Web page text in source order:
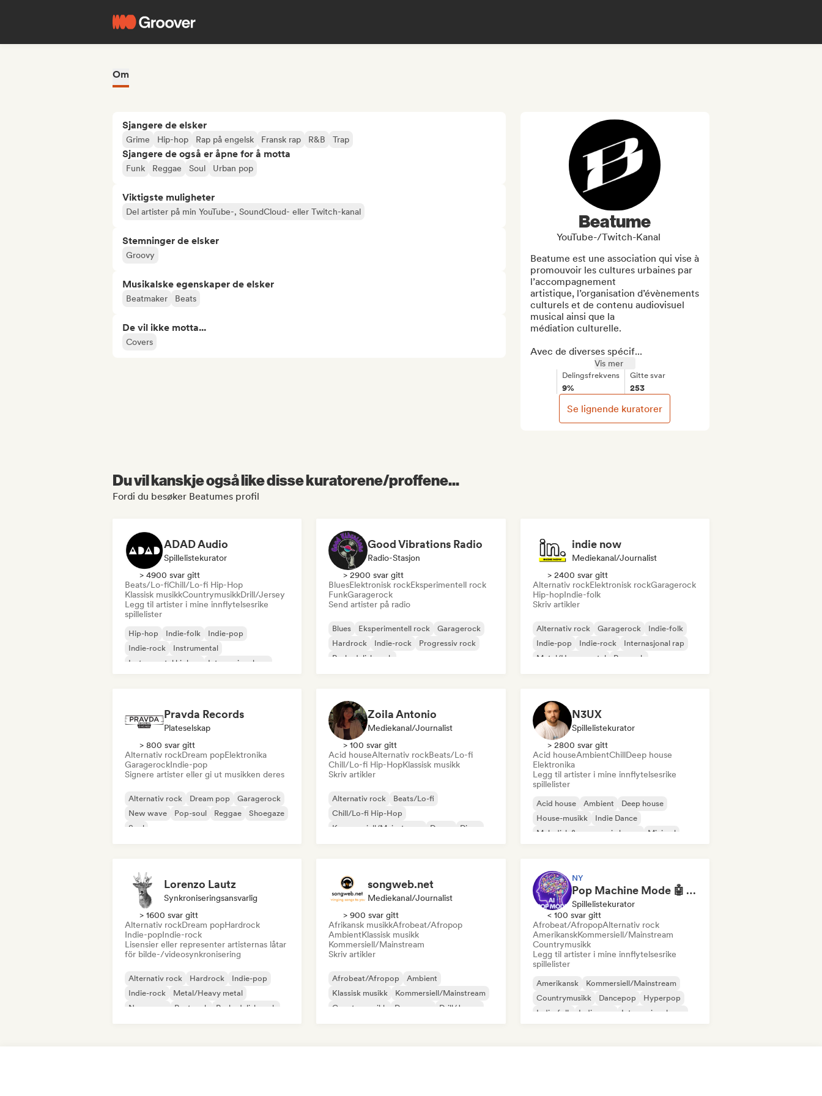
Om
Sjangere de elsker
Grime Hip-hop Rap på engelsk Fransk rap R&B Trap
Sjangere de også er åpne for å motta
Funk Reggae Soul Urban pop
Viktigste muligheter
Del artister på min YouTube-, SoundCloud- eller Twitch-kanal
Stemninger de elsker
Groovy
Musikalske egenskaper de elsker
Beatmaker Beats
De vil ikke motta...
Covers
Beatume
YouTube-/Twitch-Kanal
Beatume est une association qui vise à
promouvoir les cultures urbaines par
l’accompagnement
artistique, l’organisation d’évènements
culturels et de contenu audiovisuel
musical ainsi que la
médiation culturelle.
Avec de diverses spécif...
Vis mer
Delingsfrekvens
9%
Gitte svar
253
Se lignende kuratorer
Du vil kanskje også like disse kuratorene/proffene...
Fordi du besøker Beatumes profil
ADAD Audio
Spillelistekurator
> 4900 svar gitt
Beats/Lo-fiChill/Lo-fi Hip-Hop
Klassisk musikkCountrymusikkDrill/Jersey
Legg til artister i mine innflytelsesrike
spillelister
Hip-hop Indie-folk
Indie-pop
Indie-rock
Instrumental
Instrumental hiphop
Internasjonal rap
Good Vibrations Radio
Radio-Stasjon
> 2900 svar gitt
BluesElektronisk rockEksperimentell rock
FunkGaragerock
Send artister på radio
Blues Eksperimentell rock
Garagerock
Hardrock
Indie-rock
Progressiv rock
Psykedelisk rock
indie now
Mediekanal/journalist
> 2400 svar gitt
Alternativ rockElektronisk rockGaragerock
Hip-hopIndie-folk
Skriv artikler
Alternativ rock Garagerock
Indie-folk
Indie-pop
Indie-rock
Internasjonal rap
Metal/Heavy metal
Poprock
Pravda Records
Plateselskap
> 800 svar gitt
Alternativ rockDream popElektronika
GaragerockIndie-pop
Signere artister eller gi ut musikken deres
Alternativ rock Dream pop
Garagerock
New wave
Pop-soul Reggae
Shoegaze
Soul
Zoila Antonio
Mediekanal/journalist
> 100 svar gitt
Acid houseAlternativ rockBeats/Lo-fi
Chill/Lo-fi Hip-HopKlassisk musikk
Skriv artikler
Alternativ rock
Beats/Lo-fi
Chill/Lo-fi Hip-Hop
Kommersiell/Mainstream
Dance
Disco
N3UX
Spillelistekurator
> 2800 svar gitt
Acid houseAmbientChillDeep house
Elektronika
Legg til artister i mine innflytelsesrike
spillelister
Acid house Ambient
Deep house
House-musikk
Indie Dance
Melodisk & progressiv house
Minimal
Lorenzo Lautz
Synkroniseringsansvarlig
> 1600 svar gitt
Alternativ rockDream popHardrock
Indie-popIndie-rock
Lisensier eller representer artisternas låtar
för bilde-/videosynkronisering
Alternativ rock Hardrock
Indie-pop
Indie-rock
Metal/Heavy metal
New wave
Postpunk Psykedelisk rock
songweb.net
Mediekanal/journalist
> 900 svar gitt
Afrikansk musikkAfrobeat/Afropop
AmbientKlassisk musikk
Kommersiell/Mainstream
Skriv artikler
Afrobeat/Afropop
Ambient
Klassisk musikk
Kommersiell/Mainstream
Countrymusikk
Dancepop
Drill/Jersey
NY
Pop Machine Mode 🤖 AI Music, Indie Pop & Dream Pop
Spillelistekurator
< 100 svar gitt
Afrobeat/AfropopAlternativ rock
AmerikanskKommersiell/Mainstream
Countrymusikk
Legg til artister i mine innflytelsesrike
spillelister
Amerikansk
Kommersiell/Mainstream
Countrymusikk
Dancepop
Hyperpop
Indie-folk
Indie-pop Internasjonal pop